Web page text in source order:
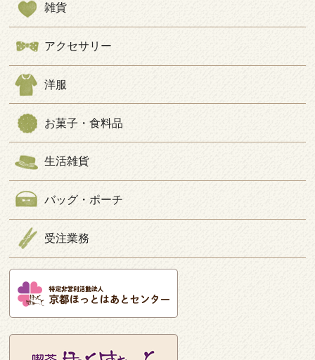
雑貨
アクセサリー
洋服
お菓子・食料品
生活雑貨
バッグ・ポーチ
受注業務